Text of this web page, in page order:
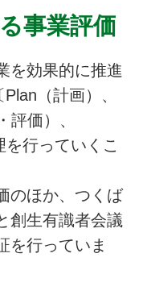
事業評価
を効果的に推進
（計画）、
評価）、
行っていくこ
のほか、つくば
創生有識者会議
を行っていま